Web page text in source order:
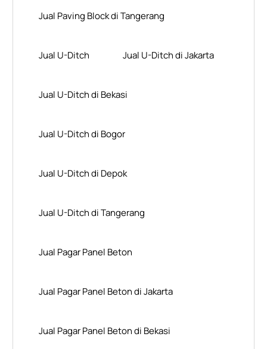
Jual Paving Block di Tangerang
Jual U-Ditch Jual U-Ditch di Jakarta
Jual U-Ditch di Bekasi
Jual U-Ditch di Bogor
Jual U-Ditch di Depok
Jual U-Ditch di Tangerang
Jual Pagar Panel Beton
Jual Pagar Panel Beton di Jakarta
Jual Pagar Panel Beton di Bekasi